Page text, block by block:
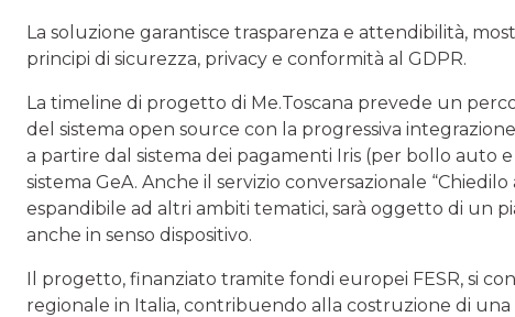
La soluzione garantisce trasparenza e attendibilità,
principi di sicurezza, privacy e conformità al GDPR.
La timeline di progetto di Me.Toscana prevede un
del sistema open source con la progressiva
a partire dal sistema dei pagamenti Iris (per bollo auto
sistema GeA. Anche il servizio conversazionale
espandibile ad altri ambiti tematici, sarà oggetto di un
anche in senso dispositivo.
Il progetto, finanziato tramite fondi europei FESR, si
regionale in Italia, contribuendo alla costruzione di una